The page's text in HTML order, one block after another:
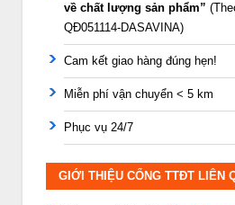
về chất lượng sản phẩm”
QĐ051114-DASAVINA)
Cam kết giao hàng đúng hẹn!
Miễn phí vận chuyển < 5 km
Phục vụ 24/7
GIỚI THIỆU CỔNG TTĐT LIÊN